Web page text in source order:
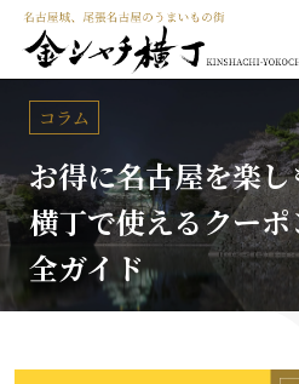
コラム
お得に名古屋を楽
横丁で使えるクー
全ガイド